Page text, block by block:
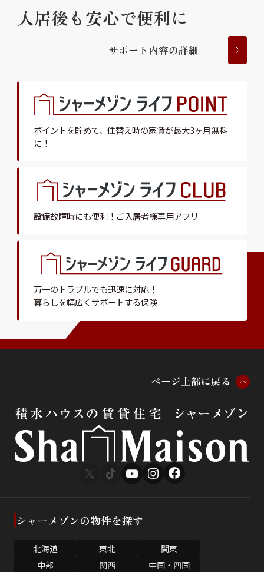
入居後も安心で便利に
サポー ト 内容の詳細
ポイントを貯めて、 住替え時の家賃が最大3ヶ月無料
に！
設備故障時にも便利！ ご入居者様専用アプリ
万一のトラブルでも迅速に対応！
暮らしを幅広くサポートする保険
ページ 上部に戻る
シャーメゾンの物件を探す
北海道 東北
関東
中部
関西
中国・四国